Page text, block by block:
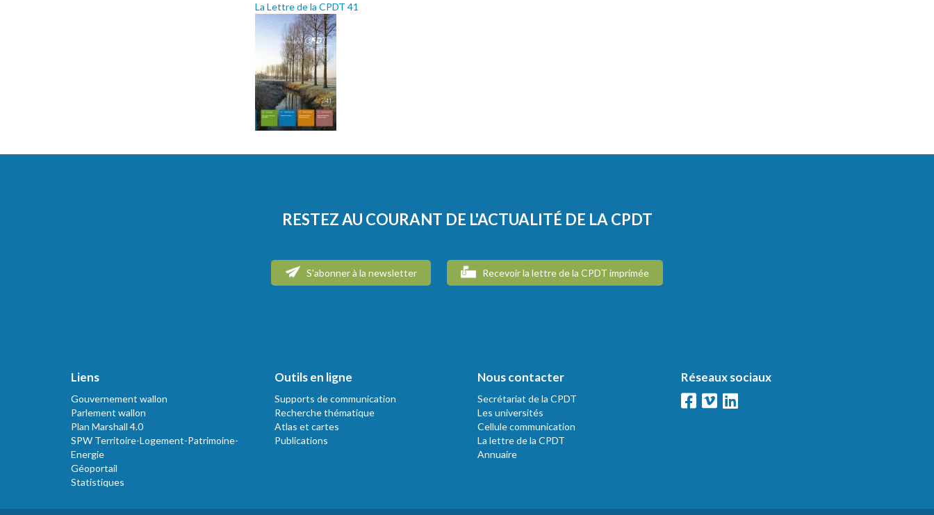
La Lettre de la CPDT 41
RESTEZ AU COURANT DE L'ACTUALITÉ DE LA CPDT
S'abonner à la newsletter Recevoir la lettre de la CPDT imprimée
Liens
Gouvernement wallon
Parlement wallon
Plan Marshall 4.0
SPW Territoire-Logement-Patrimoine-
Energie
Géoportail
Statistiques
Outils en ligne
Supports de communication
Recherche thématique
Atlas et cartes
Publications
Nous contacter
Secrétariat de la CPDT
Les universités
Cellule communication
La lettre de la CPDT
Annuaire
Réseaux sociaux